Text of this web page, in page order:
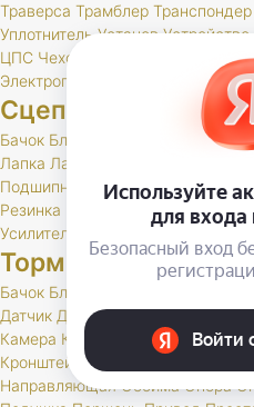
Траверса Трамблер Транспондер
Уплотнитель Установ Устройство
ЦПС Чехол
Электропривод
Сцепление
Бачок Блок Диск
Лапка Лапки
Подшипник
Поршень Пресс
Резинка
Скоба Сцепление
Усилитель
Шаровая
Тормоза
Бачок Блок
Датчик Держатель Диск Жгут
Камера Клапан Клин Колодка
Кронштейн
Крышка
Направляющая Обойма Опора